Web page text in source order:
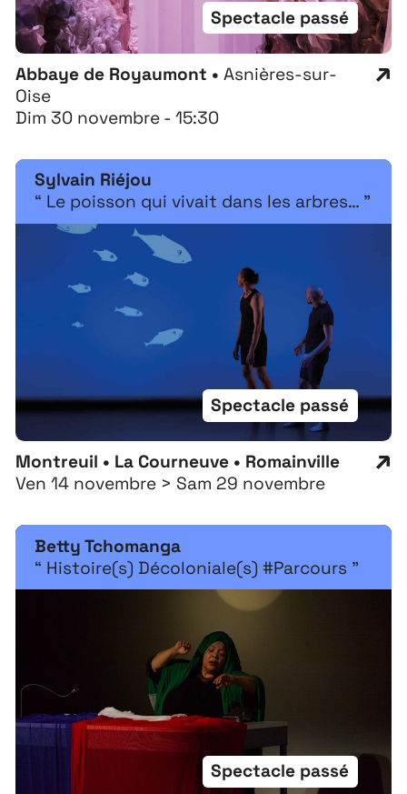
Abbaye de Royaumont •Asnières-sur-
Oise
Dim 30 novembre - 15:30
Spectacle passé
Montreuil • La Courneuve • Romainville
Ven 14 novembre > Sam 29 novembre
Spectacle passé
Sylvain Riéjou
“ Le poisson qui vivait dans les arbres… ”
Spectacle passé
Betty Tchomanga
“ Histoire(s) Décoloniale(s) #Parcours ”